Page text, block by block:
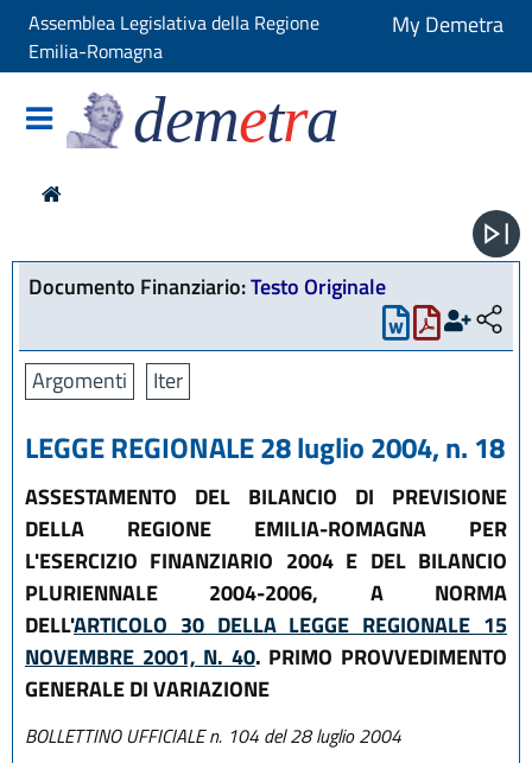
Assemblea Legislativa della Regione
Emilia-Romagna
My Demetra
demetra
Documento Finanziario:Testo Originale
Argomenti Iter
LEGGE REGIONALE 28 luglio 2004, n. 18
ASSESTAMENTO DEL BILANCIO DI PREVISIONE
DELLA REGIONE EMILIA-ROMAGNA PER
L'ESERCIZIO FINANZIARIO 2004 E DEL BILANCIO
PLURIENNALE 2004-2006, A NORMA
DELL'ARTICOLO 30 DELLA LEGGE REGIONALE 15
NOVEMBRE 2001, N. 40. PRIMO PROVVEDIMENTO
GENERALE DI VARIAZIONE
BOLLETTINO UFFICIALE n. 104 del 28 luglio 2004